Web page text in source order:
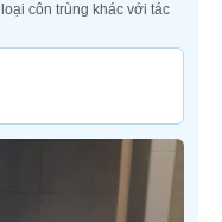
côn trùng khác với tác